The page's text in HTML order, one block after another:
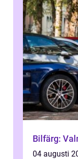
Bilfärg:
04 augusti